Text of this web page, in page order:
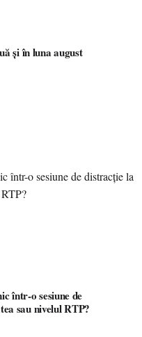
și în luna august
într-o sesiune de
sau nivelul RTP?